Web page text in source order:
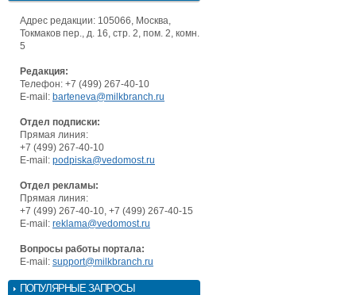
Адрес редакции: 105066, Москва,
Токмаков пер., д. 16, стр. 2, пом. 2, комн.
5
Редакция:
Телефон: +7 (499) 267-40-10
E-mail: barteneva@milkbranch.ru
Отдел подписки:
Прямая линия:
+7 (499) 267-40-10
E-mail: podpiska@vedomost.ru
Отдел рекламы:
Прямая линия:
+7 (499) 267-40-10, +7 (499) 267-40-15
E-mail: reklama@vedomost.ru
Вопросы работы портала:
E-mail: support@milkbranch.ru
ПОПУЛЯРНЫЕ ЗАПРОСЫ